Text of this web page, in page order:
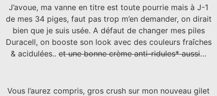
J’avoue, ma vanne en titre est toute pourrie mais à J-1
de mes 34 piges, faut pas trop m’en demander, on dirait
bien que je suis usée. A défaut de changer mes piles
Duracell, on booste son look avec des couleurs fraîches
& acidulées.. et une bonne crème anti-ridules* aussi…
Vous l’aurez compris, gros crush sur mon nouveau gilet